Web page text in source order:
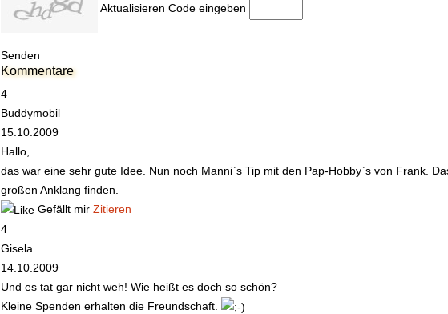
Aktualisieren Code eingeben
Senden
Kommentare
4
Buddymobil
15.10.2009
Hallo,
das war eine sehr gute Idee. Nun noch Manni`s Tip mit den Pap-Hobby`s von Frank.
großen Anklang finden.
Gefällt mir Zitieren
4
Gisela
14.10.2009
Und es tat gar nicht weh! Wie heißt es doch so schön?
Kleine Spenden erhalten die Freundschaft.